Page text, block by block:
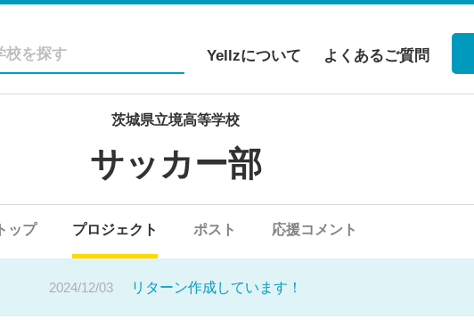
Yellzについて よくあるご質問
茨城県立境高等学校
サッカー部
トップ プロジェクト ポスト 応援コメント
高校サッカー選手権茨城県大会準決勝観戦in鹿島スタジアム！
2024/12/28 返礼品の発送を行います！
2024/12/03 リターン作成しています！